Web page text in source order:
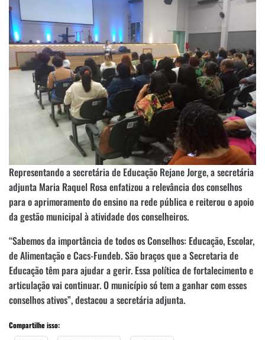
Representando a secretária de Educação Rejane Jorge, a secretária
adjunta Maria Raquel Rosa enfatizou a relevância dos conselhos
para o aprimoramento do ensino na rede pública e reiterou o apoio
da gestão municipal à atividade dos conselheiros.
“Sabemos da importância de todos os Conselhos: Educação, Escolar,
de Alimentação e Cacs-Fundeb. São braços que a Secretaria de
Educação têm para ajudar a gerir. Essa política de fortalecimento e
articulação vai continuar. O município só tem a ganhar com esses
conselhos ativos”, destacou a secretária adjunta.
Compartilhe isso: